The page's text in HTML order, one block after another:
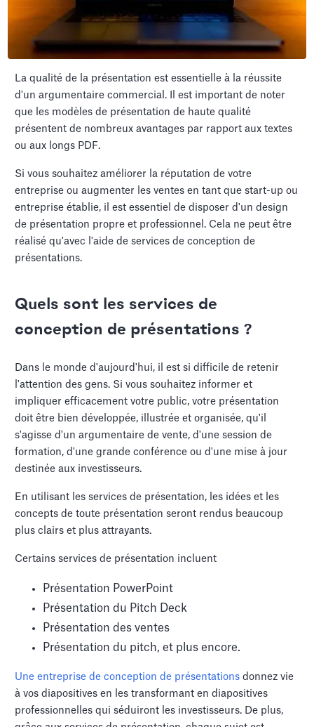
La qualité de la présentation est essentielle à la réussite
d'un argumentaire commercial. Il est important de noter
que les modèles de présentation de haute qualité
présentent de nombreux avantages par rapport aux textes
ou aux longs PDF.
Si vous souhaitez améliorer la réputation de votre
entreprise ou augmenter les ventes en tant que start-up ou
entreprise établie, il est essentiel de disposer d'un design
de présentation propre et professionnel. Cela ne peut être
réalisé qu'avec l'aide de services de conception de
présentations.
Quels sont les services de
conception de présentations ?
Dans le monde d'aujourd'hui, il est si difficile de retenir
l'attention des gens. Si vous souhaitez informer et
impliquer efficacement votre public, votre présentation
doit être bien développée, illustrée et organisée, qu'il
s'agisse d'un argumentaire de vente, d'une session de
formation, d'une grande conférence ou d'une mise à jour
destinée aux investisseurs.
En utilisant les services de présentation, les idées et les
concepts de toute présentation seront rendus beaucoup
plus clairs et plus attrayants.
Certains services de présentation incluent
Présentation PowerPoint
Présentation du Pitch Deck
Présentation des ventes
Présentation du pitch, et plus encore.
Une entreprise de conception de présentationsdonnez vie
à vos diapositives en les transformant en diapositives
professionnelles qui séduiront les investisseurs. De plus,